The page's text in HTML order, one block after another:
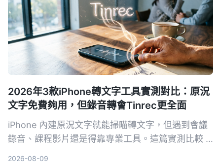
2026年3款iPhone轉文字工具實測對比：原況
文字免費夠用，但錄音轉會Tinrec更全面
iPhone 內建原況文字就能掃瞄轉文字，但遇到會議
錄音、課程影片還是得靠專業工具。這篇實測比較 3
2026-08-09